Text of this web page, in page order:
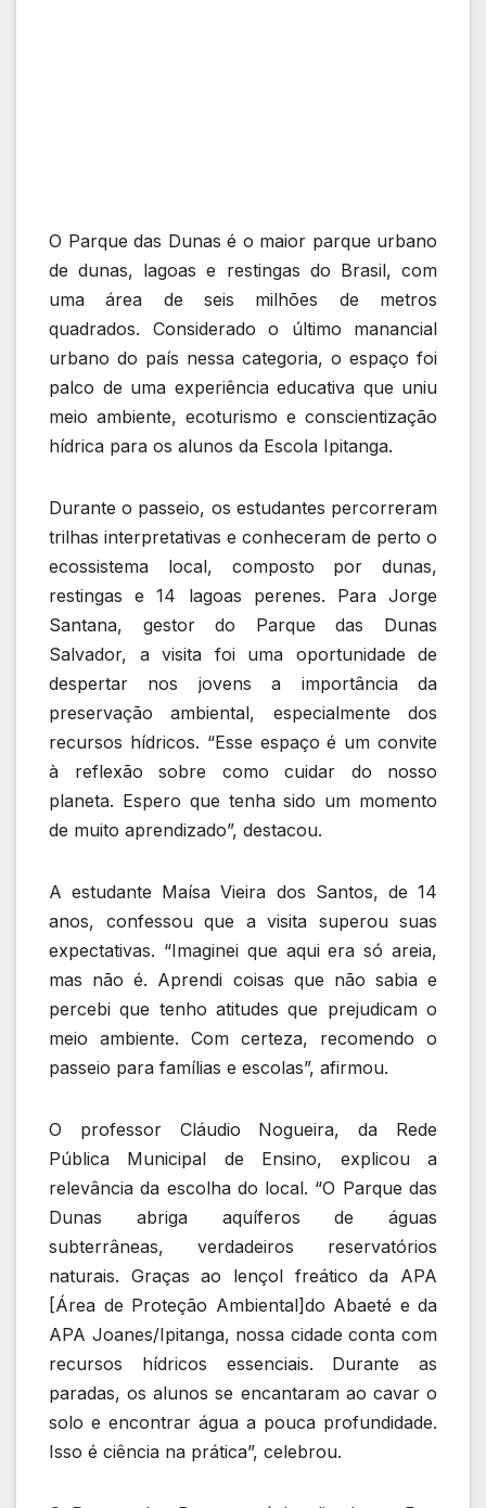
O Parque das Dunas é o maior parque urbano
de dunas, lagoas e restingas do Brasil, com
uma área de seis milhões de metros
quadrados. Considerado o último manancial
urbano do país nessa categoria, o espaço foi
palco de uma experiência educativa que uniu
meio ambiente, ecoturismo e conscientização
hídrica para os alunos da Escola Ipitanga.
Durante o passeio, os estudantes percorreram
trilhas interpretativas e conheceram de perto o
ecossistema local, composto por dunas,
restingas e 14 lagoas perenes. Para Jorge
Santana, gestor do Parque das Dunas
Salvador, a visita foi uma oportunidade de
despertar nos jovens a importância da
preservação ambiental, especialmente dos
recursos hídricos. “Esse espaço é um convite
à reflexão sobre como cuidar do nosso
planeta. Espero que tenha sido um momento
de muito aprendizado”, destacou.
A estudante Maísa Vieira dos Santos, de 14
anos, confessou que a visita superou suas
expectativas. “Imaginei que aqui era só areia,
mas não é. Aprendi coisas que não sabia e
percebi que tenho atitudes que prejudicam o
meio ambiente. Com certeza, recomendo o
passeio para famílias e escolas”, afirmou.
O professor Cláudio Nogueira, da Rede
Pública Municipal de Ensino, explicou a
relevância da escolha do local. “O Parque das
Dunas abriga aquíferos de águas
subterrâneas, verdadeiros reservatórios
naturais. Graças ao lençol freático da APA
[Área de Proteção Ambiental]do Abaeté e da
APA Joanes/Ipitanga, nossa cidade conta com
recursos hídricos essenciais. Durante as
paradas, os alunos se encantaram ao cavar o
solo e encontrar água a pouca profundidade.
Isso é ciência na prática”, celebrou.